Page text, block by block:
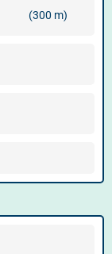
(300 m)